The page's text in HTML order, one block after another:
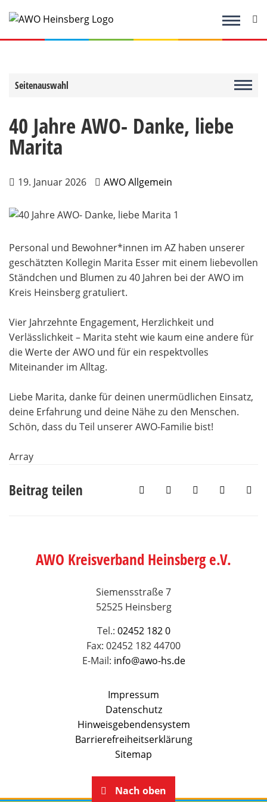
Inhalt
springen
Seitenauswahl
40 Jahre AWO- Danke, liebe
Marita
19. Januar 2026 AWO Allgemein
Personal und Bewohner*innen im AZ haben unserer
geschätzten Kollegin Marita Esser mit einem liebevollen
Ständchen und Blumen zu 40 Jahren bei der AWO im
Kreis Heinsberg gratuliert.
Vier Jahrzehnte Engagement, Herzlichkeit und
Verlässlichkeit – Marita steht wie kaum eine andere für
die Werte der AWO und für ein respektvolles
Miteinander im Alltag.
Liebe Marita, danke für deinen unermüdlichen Einsatz,
deine Erfahrung und deine Nähe zu den Menschen.
Schön, dass du Teil unserer AWO-Familie bist!
Array
Beitrag teilen
AWO Kreisverband Heinsberg e.V.
Siemensstraße 7
52525 Heinsberg
Tel.: 02452 182 0
Fax: 02452 182 44700
E-Mail: info@awo-hs.de
Impressum
Datenschutz
Hinweisgebendensystem
Barrierefreiheitserklärung
Sitemap
Nach oben